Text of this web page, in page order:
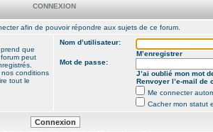
CONNEXION
afin de pouvoir répondre aux sujets de ce forum.
que
peut
nos conditions
tout le
Nom d’utilisateur:
M’enregistrer
Mot de passe:
J’ai oublié mon mot
Renvoyer l’e-mail de
Me connecter
Cacher mon statut